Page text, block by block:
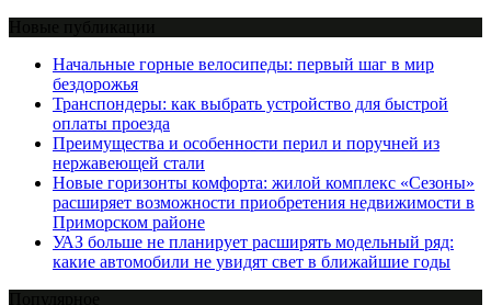
Начальные горные велосипеды: первый шаг в мир
бездорожья
Транспондеры: как выбрать устройство для быстрой
оплаты проезда
Преимущества и особенности перил и поручней из
нержавеющей стали
Новые горизонты комфорта: жилой комплекс «Сезоны»
расширяет возможности приобретения недвижимости в
Приморском районе
УАЗ больше не планирует расширять модельный ряд:
какие автомобили не увидят свет в ближайшие годы